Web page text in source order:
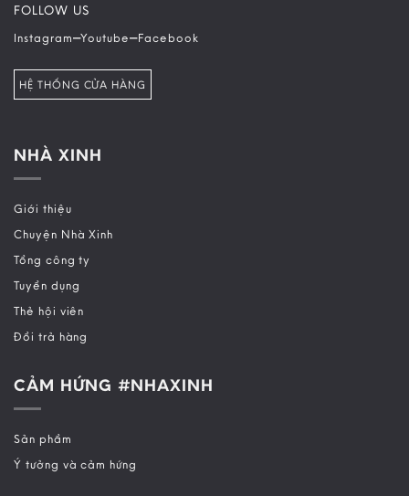
FOLLOW US
Instagram–Youtube–Facebook
HỆ THỐNG CỬA HÀNG
NHÀ XINH
Giới thiệu
Chuyện Nhà Xinh
Tổng công ty
Tuyển dụng
Thẻ hội viên
Đổi trả hàng
CẢM HỨNG #NHAXINH
Sản phẩm
Ý tưởng và cảm hứng